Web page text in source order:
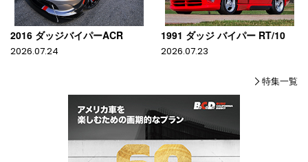
2016 ダッジバイパーACR
2026.07.24
1991 ダッジ バイパー RT/10
2026.07.23
特集一覧